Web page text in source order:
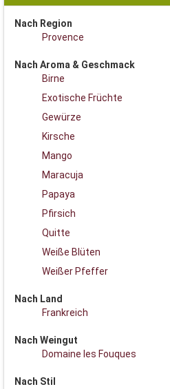
Nach Region
Provence
Nach Aroma & Geschmack
Birne
Exotische Früchte
Gewürze
Kirsche
Mango
Maracuja
Papaya
Pfirsich
Quitte
Weiße Blüten
Weißer Pfeffer
Nach Land
Frankreich
Nach Weingut
Domaine les Fouques
Nach Stil